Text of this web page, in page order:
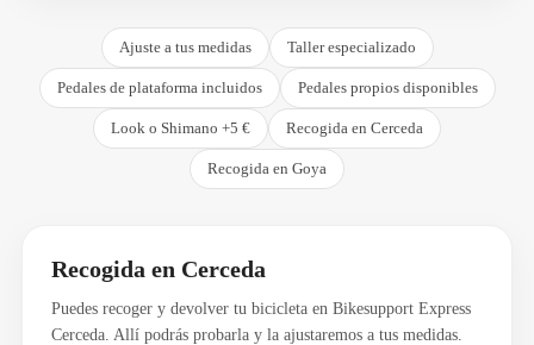
Ajuste a tus medidas Taller especializado
Pedales de plataforma incluidos Pedales propios disponibles
Look o Shimano +5 € Recogida en Cerceda
Recogida en Goya
Recogida en Cerceda
Puedes recoger y devolver tu bicicleta en Bikesupport Express
Cerceda. Allí podrás probarla y la ajustaremos a tus medidas.